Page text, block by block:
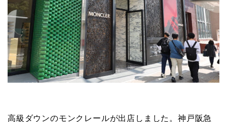
高級ダウンのモンクレールが出店しました。神戸阪急